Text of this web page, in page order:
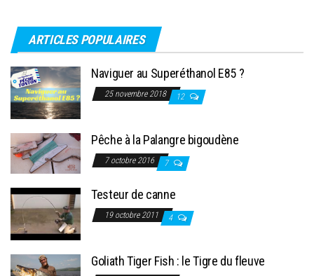
ARTICLES POPULAIRES
Naviguer au Superéthanol E85 ?
25 novembre 2018 12
Pêche à la Palangre bigoudène
7 octobre 2016 7
Testeur de canne
19 octobre 2011 4
Goliath Tiger Fish : le Tigre du fleuve